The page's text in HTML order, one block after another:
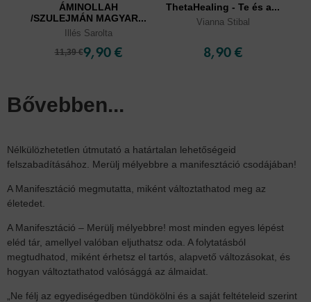
ÁMINOLLAH
/SZULEJMÁN MAGYAR...
Illés Sarolta
11,39 €9,90 €
ThetaHealing - Te és a...
Vianna Stibal
8,90 €
Bővebben...
Nélkülözhetetlen útmutató a határtalan lehetőségeid
felszabadításához. Merülj mélyebbre a manifesztáció csodájában!
A Manifesztáció megmutatta, miként változtathatod meg az
életedet.
A Manifesztáció – Merülj mélyebbre! most minden egyes lépést
eléd tár, amellyel valóban eljuthatsz oda. A folytatásból
megtudhatod, miként érhetsz el tartós, alapvető változásokat, és
hogyan változtathatod valósággá az álmaidat.
„Ne félj az egyediségedben tündökölni és a saját feltételeid szerint